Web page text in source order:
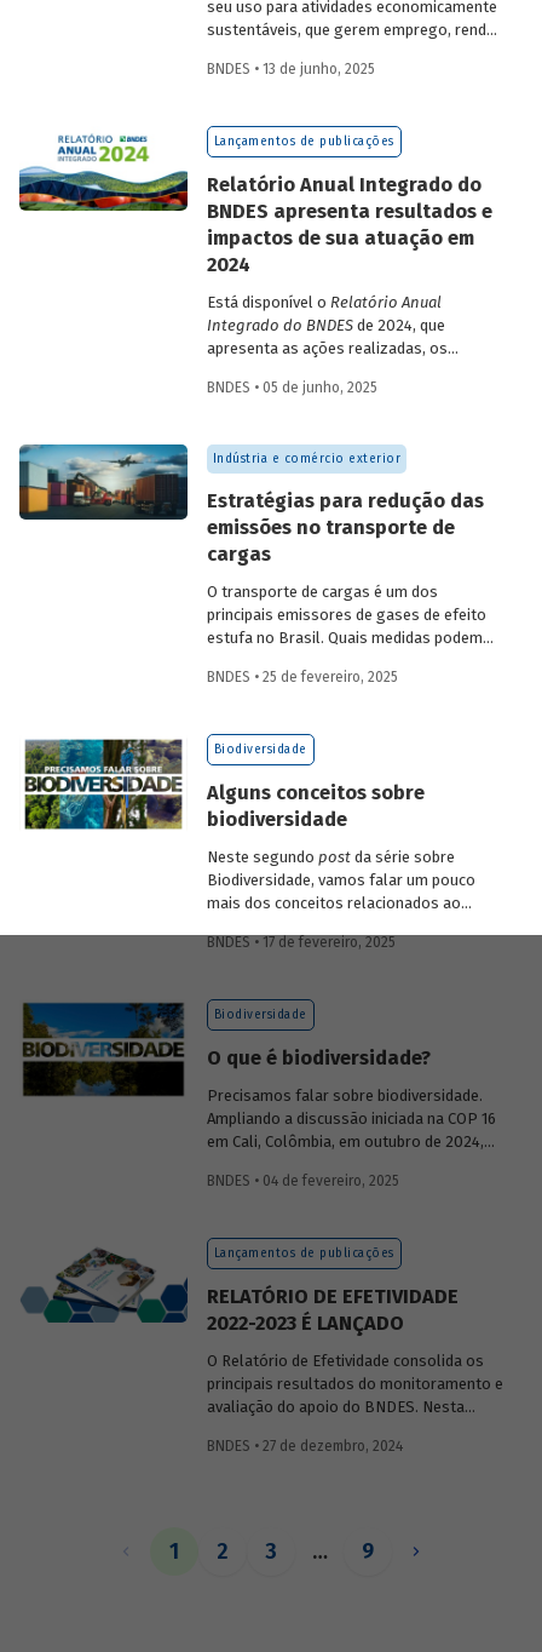
seu uso para atividades economicamente
sustentáveis, que gerem emprego, renda
vive nessas regiões, não são excludentes.
desafio para a gestão e preservação das
florestas e da possibilidade de utilização
privado para viabilizar o desenvolvimento
sustentável nessas regiões.
BNDES • 13 de junho, 2025
Lançamentos de publicações
Relatório Anual Integrado do
BNDES apresenta resultados e
impactos de sua atuação em
2024
Está disponível o Relatório Anual
Integrado do BNDESde 2024, que
apresenta as ações realizadas, os
sua atuação no ano passado. O
contribuiu com a retomada do
crescimento do país, tendo se fortalecido
como grande vetor da
neoindustrialização e do fomento à
inovação, à transição energética, à
economia verde e aos investimentos de
BNDES • 05 de junho, 2025
Indústria e comércio exterior
Estratégias para redução das
emissões no transporte de
cargas
O transporte de cargas é um dos
principais emissores de gases de efeito
estufa no Brasil. Quais medidas podem
ambiental? Confira as estratégias que
BNDES • 25 de fevereiro, 2025
Biodiversidade
Alguns conceitos sobre
biodiversidade
Neste segundo postda série sobre
Biodiversidade, vamos falar um pouco
mais dos conceitos relacionados ao
ecossistêmicos, entre outros.
BNDES • 17 de fevereiro, 2025
Biodiversidade
O que é biodiversidade?
Precisamos falar sobre biodiversidade.
Ampliando a discussão iniciada na COP 16
em Cali, Colômbia, em outubro de 2024,
(anteriormente divulgados sob forma de
os conceitos a ela relacionados, o
contexto atual das discussões sobre o
setores se relacionam com o assunto.
BNDES • 04 de fevereiro, 2025
Lançamentos de publicações
RELATÓRIO DE EFETIVIDADE
2022-2023 É LANÇADO
O Relatório de Efetividade consolida os
principais resultados do monitoramento e
avaliação do apoio do BNDES. Nesta
operacional, as entregas e os impactos
BNDES • 27 de dezembro, 2024
1 2 3 … 9